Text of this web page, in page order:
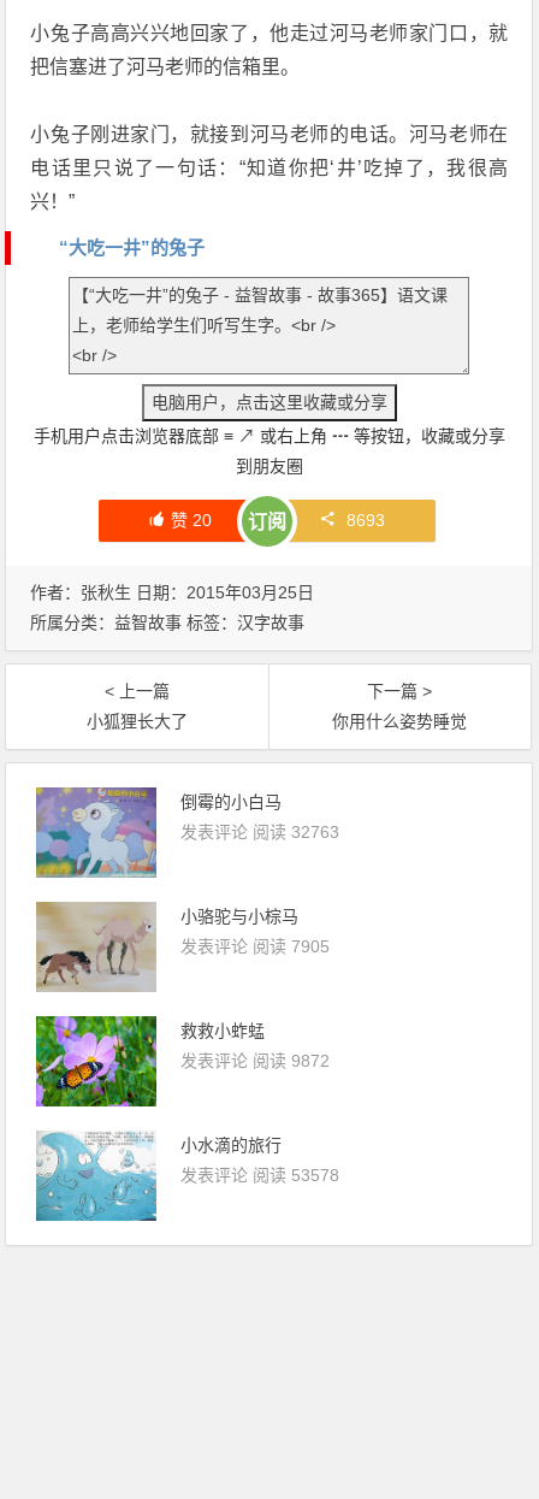
小兔子高高兴兴地回家了，他走过河马老师家门口，就
把信塞进了河马老师的信箱里。
小兔子刚进家门，就接到河马老师的电话。河马老师在
电话里只说了一句话：“知道你把‘井’吃掉了，我很高
兴！”
“大吃一井”的兔子
手机用户点击浏览器底部 ≡ ↗ 或右上角 ┅ 等按钮，收藏或分享
到朋友圈
赞 20 订阅 8693
作者：张秋生 日期：2015年03月25日
所属分类： 益智故事 标签：汉字故事
< 上一篇
小狐狸长大了
下一篇 >
你用什么姿势睡觉
倒霉的小白马
发表评论 阅读 32763
小骆驼与小棕马
发表评论 阅读 7905
救救小蚱蜢
发表评论 阅读 9872
小水滴的旅行
发表评论 阅读 53578